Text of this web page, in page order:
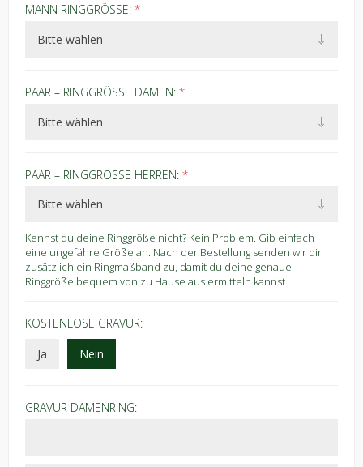
MANN RINGGRÖSSE: *
PAAR – RINGGRÖSSE DAMEN: *
PAAR – RINGGRÖSSE HERREN: *
Kennst du deine Ringgröße nicht? Kein Problem. Gib einfach
eine ungefähre Größe an. Nach der Bestellung senden wir dir
zusätzlich ein Ringmaßband zu, damit du deine genaue
Ringgröße bequem von zu Hause aus ermitteln kannst.
KOSTENLOSE GRAVUR:
Ja
Nein
GRAVUR DAMENRING: